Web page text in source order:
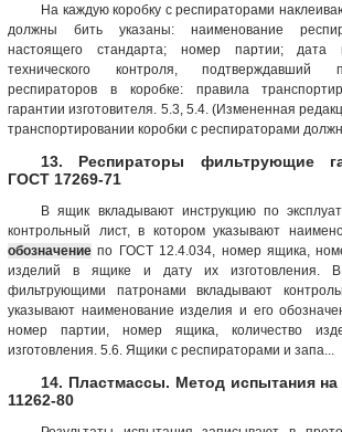
На каждую коробку с респираторами
должны бить указаны: наименование
настоящего стандарта; номер партии; дата
технического контроля, подтверждавший
респираторов в коробке: правила
гарантии изготовителя. 5.3, 5.4. (Измененная
транспортировании коробки с респираторами
13. Респираторы фильтрующие
ГОСТ 17269-71
В ящик вкладывают инструкцию по
контрольный лист, в котором указывают
обозначение по ГОСТ 12.4.034, номер ящика,
изделий в ящике и дату их изготовления.
фильтрующими патронами вкладывают
указывают наименование изделия и его
номер партии, номер ящика, количество
изготовления. 5.6. Ящики с респираторами и запа...
14. Пластмассы. Метод испытания
11262-80